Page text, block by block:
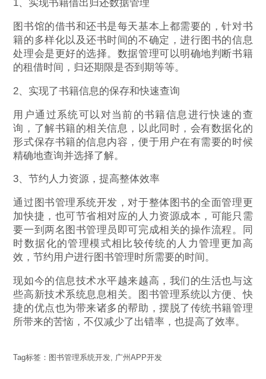
1、实现书籍借出归还数据管理
图书馆的借书和还书是每天基本上都需要的，针对书
籍的多样化以及还书时间的不确定，进行图书的信息
处理会是更好的选择。数据管理可以明确地判断书籍
的租借时间，归还期限是否到期等等。
2、实现了书籍信息的保存和快速查询
用户通过系统可以对当前的书籍信息进行快速的查
询，了解书籍的相关信息，以此同时，会有数据化的
形式保存书籍的信息内容，便于用户在有需要的时候
精确地查询并选择了解。
3、节约人力资源，提高整体效率
通过图书管理系统开发，对于整体图书的全面管理更
加快捷，也可节省相对应的人力资源成本，可能只需
要一到两名图书管理员即可完成相关的操作流程。同
时数据化的管理模式相比较传统的人力管理更加高
效，节约用户进行图书管理时所需要的时间。
现如今的信息技术水平越来越高，我们的生活也与这
些高新技术系统息息相关。图书管理系统以方便、快
捷的优点也为带来诸多的帮助，摆脱了传统书籍管理
所带来的苦恼，不仅减少了出错率，也提高了效率。
Tag标签： 图书管理系统开发, 广州APP开发